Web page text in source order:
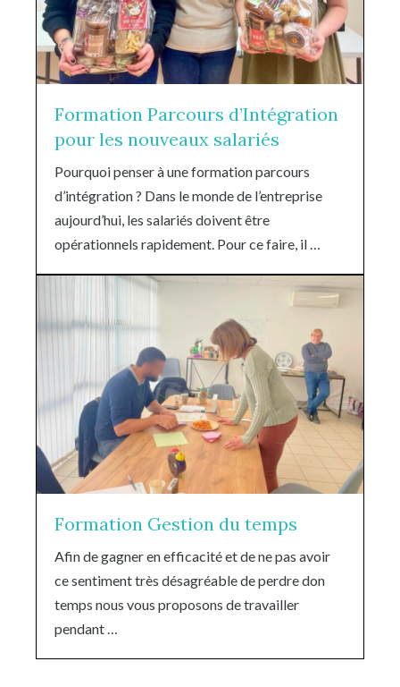
Formation Parcours d’Intégration
pour les nouveaux salariés
Pourquoi penser à une formation parcours
d’intégration ? Dans le monde de l’entreprise
aujourd’hui, les salariés doivent être
opérationnels rapidement. Pour ce faire, il …
Formation Gestion du temps
Afin de gagner en efficacité et de ne pas avoir
ce sentiment très désagréable de perdre don
temps nous vous proposons de travailler
pendant …